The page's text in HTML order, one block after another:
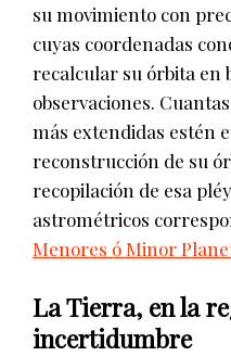
su movimiento con
cuyas coordenadas
recalcular su órbita en
observaciones.
más extendidas estén
reconstrucción de su
recopilación de esa
astrométricos
Menores ó Minor
La Tierra, en la
incertidumbre